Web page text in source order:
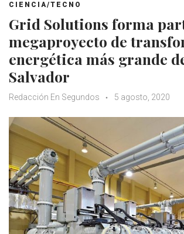
CIENCIA/TECNO
Grid Solutions forma
megaproyecto de
energética más grande
Salvador
Redacción En Segundos 5 agosto, 2020